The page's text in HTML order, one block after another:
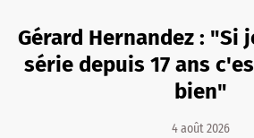
Gérard Hernandez : "Si
série depuis 17 ans
bien"
4 août 2026